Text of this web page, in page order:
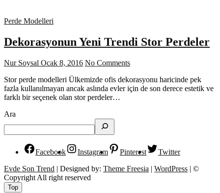
Perde Modelleri
Dekorasyonun Yeni Trendi Stor Perdeler
Nur Soysal Ocak 8, 2016 No Comments
Stor perde modelleri Ülkemizde ofis dekorasyonu haricinde pek
fazla kullanılmayan ancak aslında evler için de son derece estetik ve
farklı bir seçenek olan stor perdeler…
Ara
Facebook Instagram Pinterest
Twitter
Evde Son Trend | Designed by: Theme Freesia | WordPress | ©
Copyright All right reserved
Top